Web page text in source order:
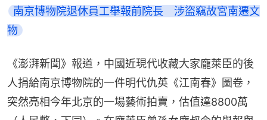
南京博物院退休員工舉報前院長　涉盜竊故宮南遷文
物
《澎湃新聞》報道，中國近現代收藏大家龐萊臣的後
人捐給南京博物院的一件明代仇英《江南春》圖卷，
突然亮相今年北京的一場藝術拍賣，估值達8800萬